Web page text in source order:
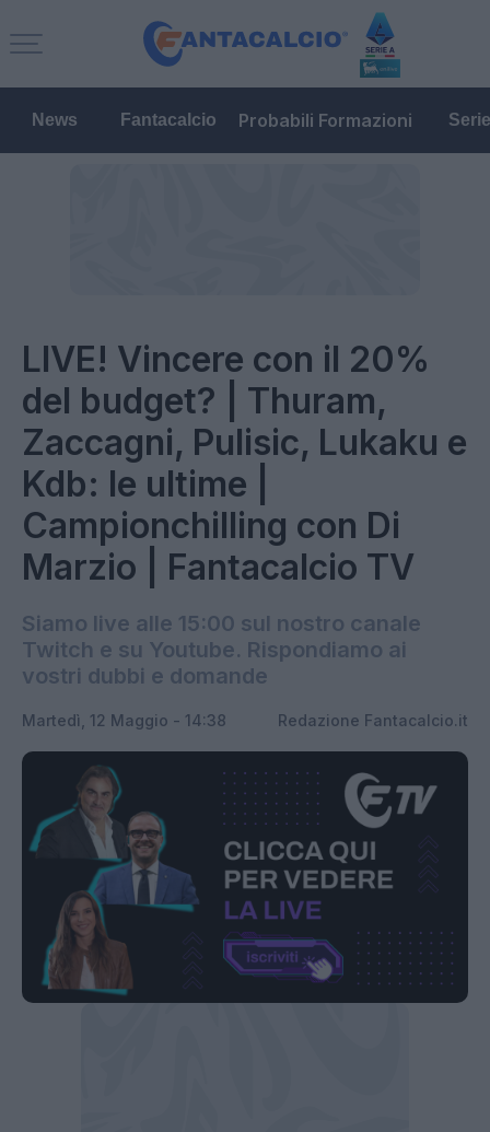
News Fantacalcio Probabili Formazioni
LIVE! Vincere con il 20%
del budget? | Thuram,
Zaccagni, Pulisic, Lukaku e
Kdb: le ultime |
Campionchilling con Di
Marzio | Fantacalcio TV
Siamo live alle 15:00 sul nostro canale
Twitch e su Youtube. Rispondiamo ai
vostri dubbi e domande
Martedì, 12 Maggio - 14:38 Redazione Fantacalcio.it